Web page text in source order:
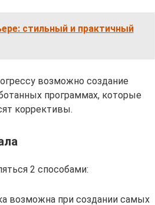
стильный и практичный
возможно создание
программах, которые
коррективы.
2 способами:
возможна при создании самых